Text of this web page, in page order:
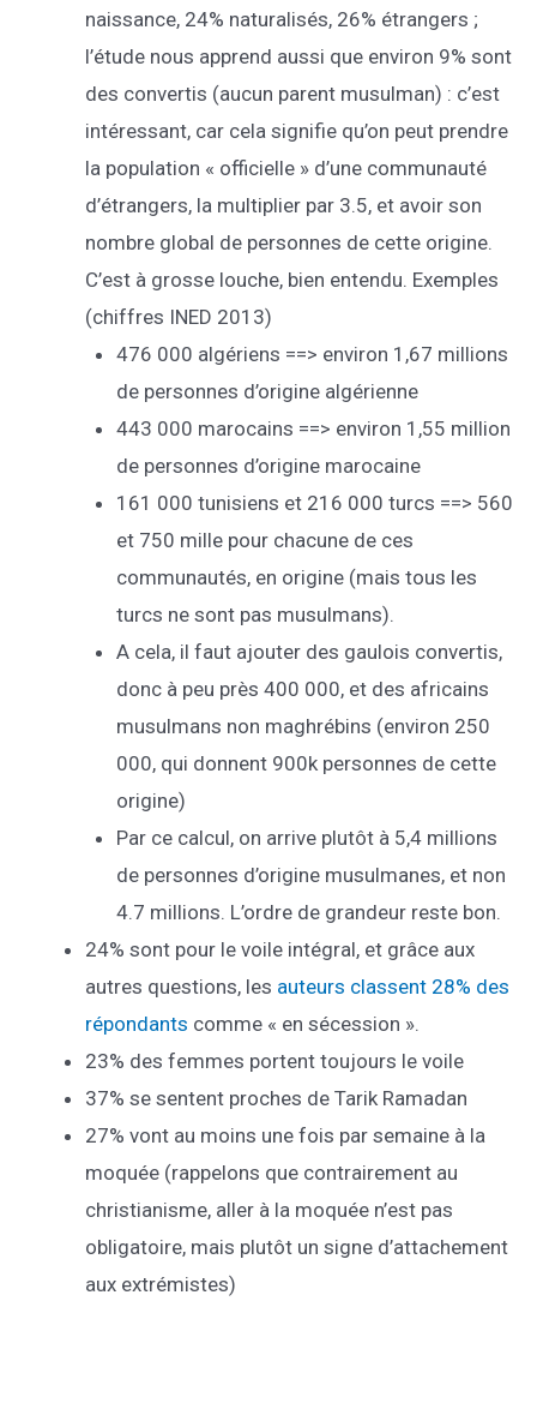
naissance, 24% naturalisés, 26% étrangers ;
l’étude nous apprend aussi que environ 9% sont
des convertis (aucun parent musulman) : c’est
intéressant, car cela signifie qu’on peut prendre
la population « officielle » d’une communauté
d’étrangers, la multiplier par 3.5, et avoir son
nombre global de personnes de cette origine.
C’est à grosse louche, bien entendu. Exemples
(chiffres INED 2013)
476 000 algériens ==> environ 1,67 millions
de personnes d’origine algérienne
443 000 marocains ==> environ 1,55 million
de personnes d’origine marocaine
161 000 tunisiens et 216 000 turcs ==> 560
et 750 mille pour chacune de ces
communautés, en origine (mais tous les
turcs ne sont pas musulmans).
A cela, il faut ajouter des gaulois convertis,
donc à peu près 400 000, et des africains
musulmans non maghrébins (environ 250
000, qui donnent 900k personnes de cette
origine)
Par ce calcul, on arrive plutôt à 5,4 millions
de personnes d’origine musulmanes, et non
4.7 millions. L’ordre de grandeur reste bon.
24% sont pour le voile intégral, et grâce aux
autres questions, les auteurs classent 28% des
répondants comme « en sécession ».
23% des femmes portent toujours le voile
37% se sentent proches de Tarik Ramadan
27% vont au moins une fois par semaine à la
moquée (rappelons que contrairement au
christianisme, aller à la moquée n’est pas
obligatoire, mais plutôt un signe d’attachement
aux extrémistes)